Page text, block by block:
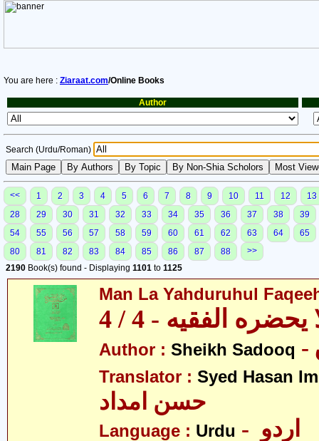
You are here : Ziaraat.com/Online Books
Author
Search (Urdu/Roman)
<< 1 2 3 4 5 6 7 8 9 10 11 12
13
28
29 30 31 32 33 34 35 36 37 38
39
54
55 56 57 58 59 60 61 62 63 64
65
80
81 82 83 84 85 86 87 88
>>
2190 Book(s) found - Displaying 1101 to 1125
Man La Yahduruhul
الفقيه - 4 / 4
Author : Sheikh Sadooq
Translator : Syed Hasan
Language : Urdu